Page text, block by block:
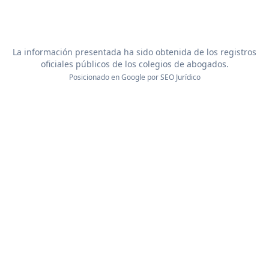
La información presentada ha sido obtenida de los registros
oficiales públicos de los colegios de abogados.
Posicionado en Google porSEO Jurídico